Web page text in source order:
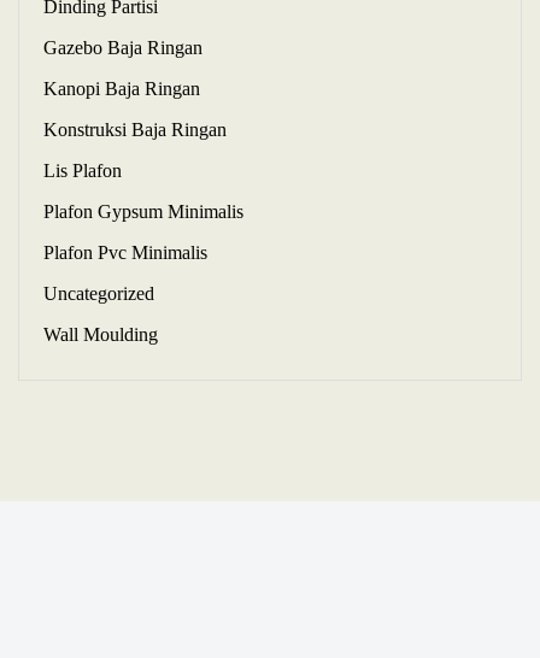
Dinding Partisi
Gazebo Baja Ringan
Kanopi Baja Ringan
Konstruksi Baja Ringan
Lis Plafon
Plafon Gypsum Minimalis
Plafon Pvc Minimalis
Uncategorized
Wall Moulding